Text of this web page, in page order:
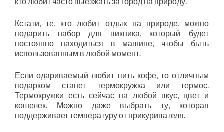
Кстати, те, кто любит отдых на природе, можно
подарить набор для пикника, который будет
постоянно находиться в машине, чтобы быть
использованным в любой момент.
Если одариваемый любит пить кофе, то отличным
подарком станет термокружка или термос.
Термокружки есть сейчас на любой вкус, цвет и
кошелек. Можно даже выбрать ту, которая
поддерживает температуру от прикуривателя.